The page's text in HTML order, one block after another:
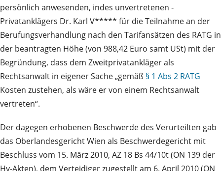
persönlich anwesenden, indes unvertretenen ‑
Privatanklägers Dr. Karl V***** für die Teilnahme an der
Berufungsverhandlung nach den Tarifansätzen des RATG in
der beantragten Höhe (von 988,42 Euro samt USt) mit der
Begründung, dass dem Zweitprivatankläger als
Rechtsanwalt in eigener Sache „gemäß § 1 Abs 2 RATG
Kosten zustehen, als wäre er von einem Rechtsanwalt
vertreten“.
Der dagegen erhobenen Beschwerde des Verurteilten gab
das Oberlandesgericht Wien als Beschwerdegericht mit
Beschluss vom 15. März 2010, AZ 18 Bs 44/10t (ON 139 der
Hv-Akten), dem Verteidiger zugestellt am 6. April 2010 (ON